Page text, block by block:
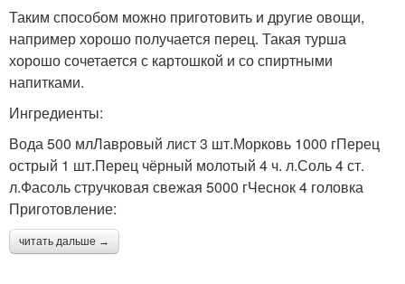
Таким способом можно приготовить и другие овощи,
например хорошо получается перец. Такая турша
хорошо сочетается с картошкой и со спиртными
напитками.
Ингредиенты:
Вода 500 млЛавровый лист 3 шт.Морковь 1000 гПерец
острый 1 шт.Перец чёрный молотый 4 ч. л.Соль 4 ст.
л.Фасоль стручковая свежая 5000 гЧеснок 4 головка
Приготовление:
читать дальше →